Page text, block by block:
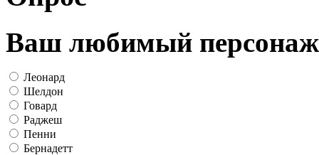
Ваш любимый
Леонард
Шелдон
Говард
Раджеш
Пенни
Бернадетт